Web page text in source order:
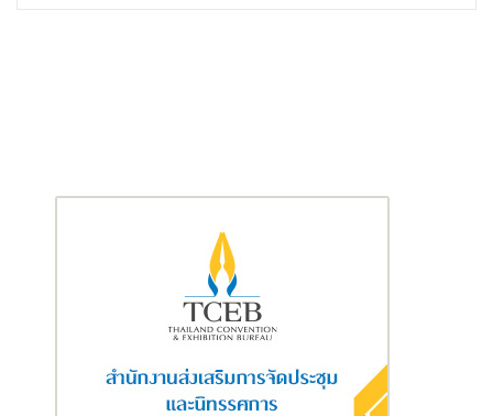
องค์กร พร้อมมอบการบริการที่เป็นเลิศและตอบสนองความต้องการ
ในการสร้างความมั่นคงทางการเงินให้แก่ประชาชนทุกกลุ่ม เพื่อชีวิตที่มี